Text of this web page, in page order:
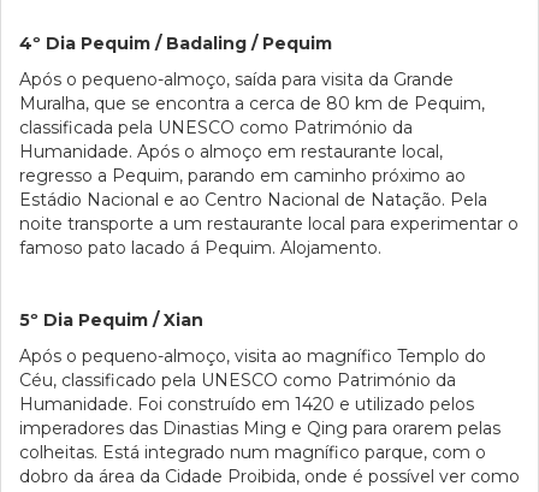
4º Dia Pequim / Badaling / Pequim
Após o pequeno-almoço, saída para visita da Grande
Muralha, que se encontra a cerca de 80 km de Pequim,
classificada pela UNESCO como Património da
Humanidade. Após o almoço em restaurante local,
regresso a Pequim, parando em caminho próximo ao
Estádio Nacional e ao Centro Nacional de Natação. Pela
noite transporte a um restaurante local para experimentar o
famoso pato lacado á Pequim. Alojamento.
5º Dia Pequim / Xian
Após o pequeno-almoço, visita ao magnífico Templo do
Céu, classificado pela UNESCO como Património da
Humanidade. Foi construído em 1420 e utilizado pelos
imperadores das Dinastias Ming e Qing para orarem pelas
colheitas. Está integrado num magnífico parque, com o
dobro da área da Cidade Proibida, onde é possível ver como